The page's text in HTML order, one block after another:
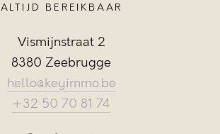
ALTIJD BEREIKBAAR
Vismijnstraat 2
8380 Zeebrugge
hello@keyimmo.be
+32 50 70 81 74